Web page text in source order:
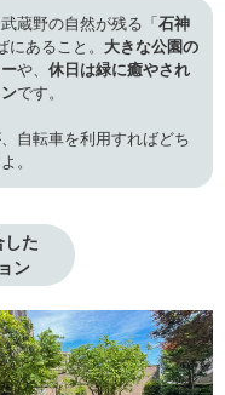
蔵野の自然が残る「 石神
にあること。 大きな公園の
や、 休日は緑に癒やされ
です。
自転車を利用すればどち
。
した
ン